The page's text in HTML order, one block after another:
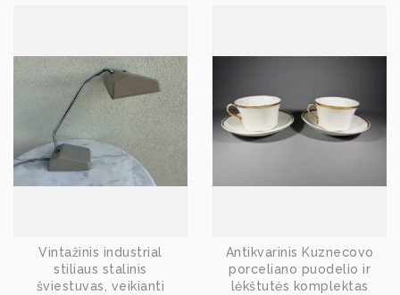
Vintažinis industrial
stiliaus stalinis
šviestuvas, veikianti
Antikvarinis Kuznecovo
porceliano puodelio ir
lėkštutės komplektas